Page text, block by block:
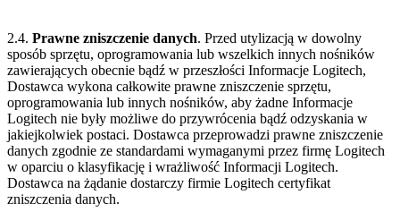
2.4. Prawne zniszczenie danych. Przed utylizacją w dowolny
sposób sprzętu, oprogramowania lub wszelkich innych nośników
zawierających obecnie bądź w przeszłości Informacje Logitech,
Dostawca wykona całkowite prawne zniszczenie sprzętu,
oprogramowania lub innych nośników, aby żadne Informacje
Logitech nie były możliwe do przywrócenia bądź odzyskania w
jakiejkolwiek postaci. Dostawca przeprowadzi prawne zniszczenie
danych zgodnie ze standardami wymaganymi przez firmę Logitech
w oparciu o klasyfikację i wrażliwość Informacji Logitech.
Dostawca na żądanie dostarczy firmie Logitech certyfikat
zniszczenia danych.